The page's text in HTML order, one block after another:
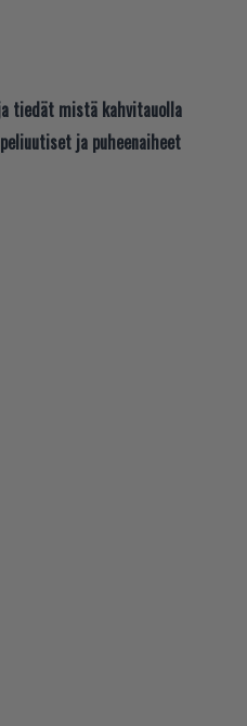
tiedät mistä kahvitauolla
ja puheenaiheet